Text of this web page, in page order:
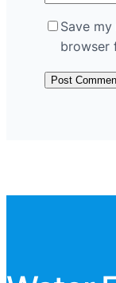
Save
browser